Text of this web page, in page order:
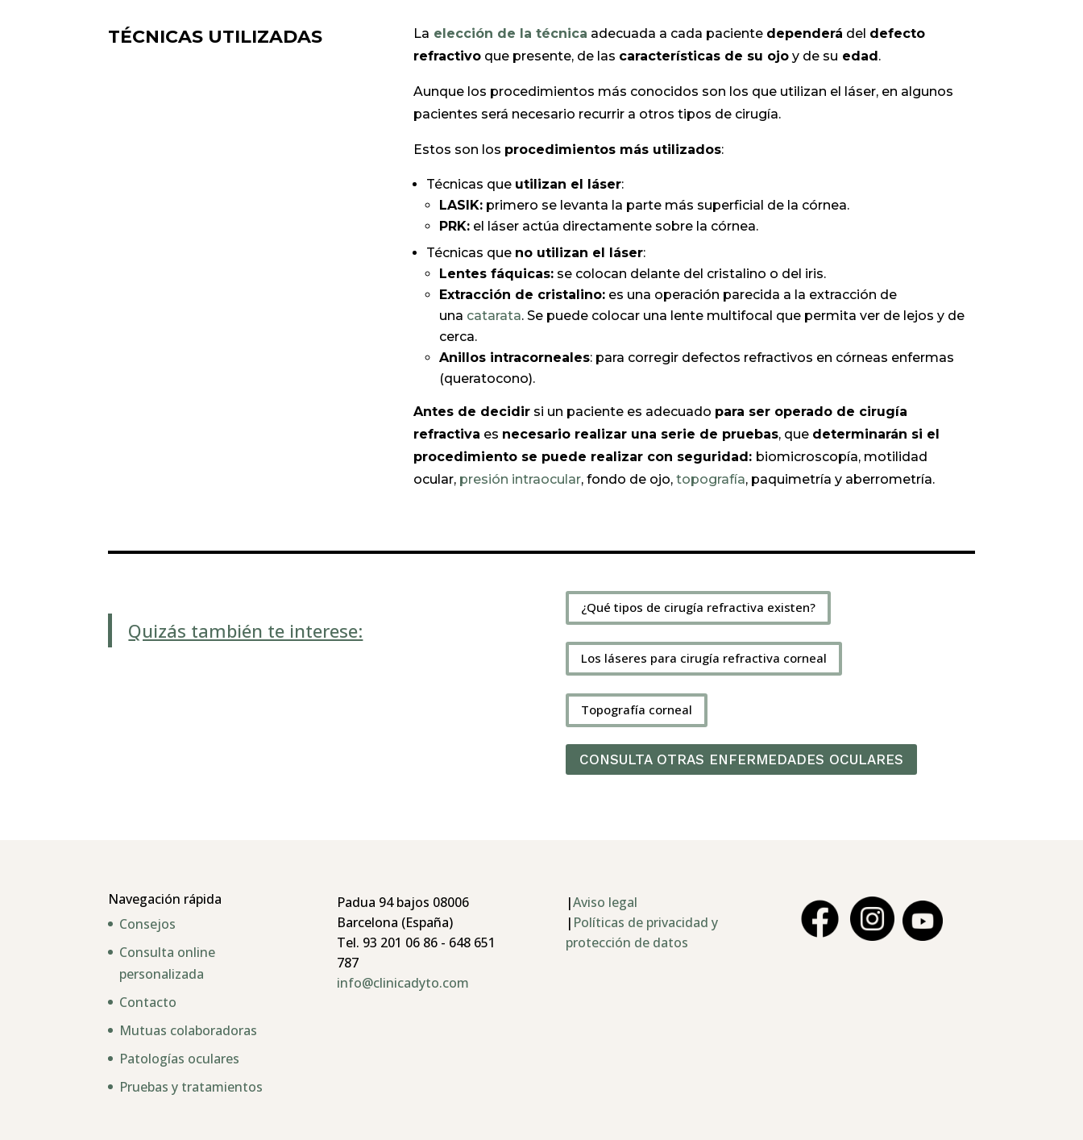
TÉCNICAS UTILIZADAS La elección de la técnica adecuada a cada paciente dependerá del defecto
refractivo que presente, de las características de su ojo y de su edad .
Aunque los procedimientos más conocidos son los que utilizan el láser, en algunos
pacientes será necesario recurrir a otros tipos de cirugía.
Estos son los procedimientos más utilizados:
Técnicas que utilizan el láser:
LASIK: primero se levanta la parte más superficial de la córnea.
PRK: el láser actúa directamente sobre la córnea.
Técnicas que no utilizan el láser:
Lentes fáquicas: se colocan delante del cristalino o del iris.
Extracción de cristalino: es una operación parecida a la extracción de
una catarata. Se puede colocar una lente multifocal que permita ver de lejos y de
cerca.
Anillos intracorneales: para corregir defectos refractivos en córneas enfermas
(queratocono).
Antes de decidirsi un paciente es adecuado para ser operado de cirugía
refractiva es necesario realizar una serie de pruebas, que determinarán si el
procedimiento se puede realizar con seguridad: biomicroscopía, motilidad
ocular, presión intraocular, fondo de ojo, topografía, paquimetría y aberrometría.
Quizás también te interese:
¿Qué tipos de cirugía refractiva existen?
Los láseres para cirugía refractiva corneal
Topografía corneal
CONSULTA OTRAS ENFERMEDADES OCULARES
Navegación rápida
Consejos
Consulta online
personalizada
Contacto
Mutuas colaboradoras
Patologías oculares
Pruebas y tratamientos
Padua 94 bajos 08006
Barcelona (España)
Tel. 93 201 06 86 - 648 651
787
info@clinicadyto.com
|Aviso legal
| Políticas de privacidad y
protección de datos